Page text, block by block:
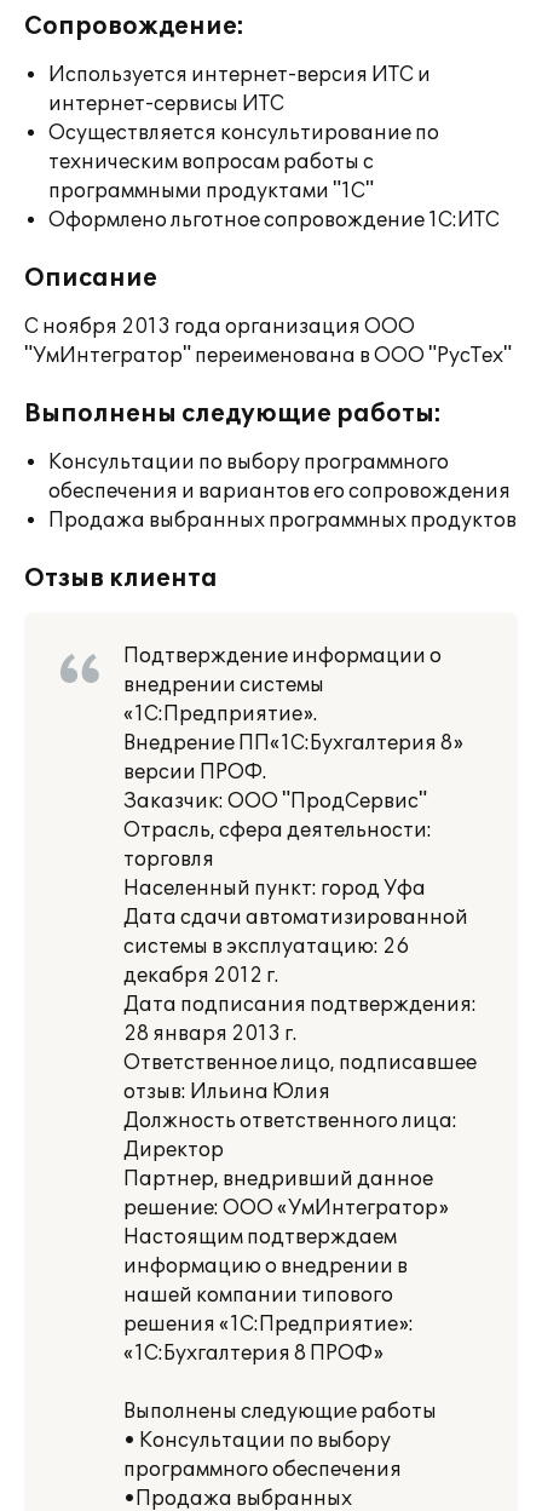
Сопровождение:
Используется интернет-версия ИТС и
интернет-сервисы ИТС
Осуществляется консультирование по
техническим вопросам работы с
программными продуктами "1С"
Оформлено льготное сопровождение 1С:ИТС
Описание
С ноября 2013 года организация ООО
"УмИнтегратор" переименована в ООО "РусТех"
Выполнены следующие работы:
Консультации по выбору программного
обеспечения и вариантов его сопровождения
Продажа выбранных программных продуктов
Отзыв клиента
Подтверждение информации о
внедрении системы
«1С:Предприятие».
Внедрение ПП«1С:Бухгалтерия 8»
версии ПРОФ.
Заказчик: ООО "ПродСервис"
Отрасль, сфера деятельности:
торговля
Населенный пункт: город Уфа
Дата сдачи автоматизированной
системы в эксплуатацию: 26
декабря 2012 г.
Дата подписания подтверждения:
28 января 2013 г.
Ответственное лицо, подписавшее
отзыв: Ильина Юлия
Должность ответственного лица:
Директор
Партнер, внедривший данное
решение: ООО «УмИнтегратор»
Настоящим подтверждаем
информацию о внедрении в
нашей компании типового
решения «1С:Предприятие»:
«1С:Бухгалтерия 8 ПРОФ»
Выполнены следующие работы
• Консультации по выбору
программного обеспечения
•Продажа выбранных